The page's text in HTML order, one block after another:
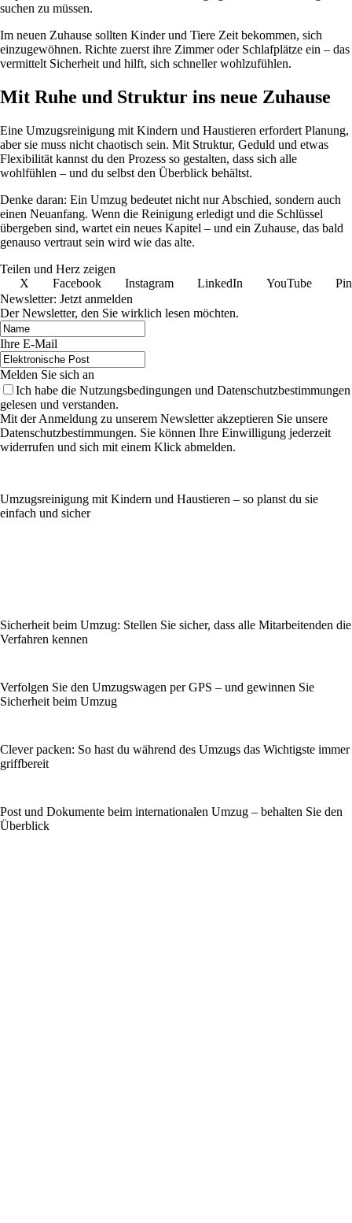
suchen zu müssen.
Im neuen Zuhause sollten Kinder und Tiere Zeit bekommen, sich
einzugewöhnen. Richte zuerst ihre Zimmer oder Schlafplätze ein – das
vermittelt Sicherheit und hilft, sich schneller wohlzufühlen.
Mit Ruhe und Struktur ins neue Zuhause
Eine Umzugsreinigung mit Kindern und Haustieren erfordert Planung,
aber sie muss nicht chaotisch sein. Mit Struktur, Geduld und etwas
Flexibilität kannst du den Prozess so gestalten, dass sich alle
wohlfühlen – und du selbst den Überblick behältst.
Denke daran: Ein Umzug bedeutet nicht nur Abschied, sondern auch
einen Neuanfang. Wenn die Reinigung erledigt und die Schlüssel
übergeben sind, wartet ein neues Kapitel – und ein Zuhause, das bald
genauso vertraut sein wird wie das alte.
Teilen und Herz zeigen
X
Facebook Instagram LinkedIn YouTube
Newsletter: Jetzt anmelden
Der Newsletter, den Sie wirklich lesen möchten.
Ihre E-Mail
Melden Sie sich an
Ich habe die Nutzungsbedingungen und Datenschutzbestimmungen
gelesen und verstanden.
Mit der Anmeldung zu unserem Newsletter akzeptieren Sie unsere
Datenschutzbestimmungen. Sie können Ihre Einwilligung jederzeit
widerrufen und sich mit einem Klick abmelden.
Umzugsreinigung mit Kindern und Haustieren – so planst du sie
einfach und sicher
Sicherheit beim Umzug: Stellen Sie sicher, dass alle Mitarbeitenden die
Verfahren kennen
Verfolgen Sie den Umzugswagen per GPS – und gewinnen Sie
Sicherheit beim Umzug
Clever packen: So hast du während des Umzugs das Wichtigste immer
griffbereit
Post und Dokumente beim internationalen Umzug – behalten Sie den
Überblick